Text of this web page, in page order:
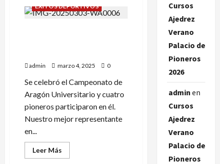
II
Torneo
ÉXITOS DEPORTIVOS
admin marzo 4, 2025 0
Se celebró el Campeonato de
Aragón Universitario y cuatro
pioneros participaron en él.
Nuestro mejor representante
en...
Leer Más
más
Cursos
Ajedrez
Verano
Palacio de
Pioneros
2026
admin en
Cursos
Ajedrez
Verano
Palacio de
Pioneros